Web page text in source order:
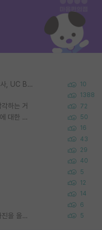
Korea University 수학, 컴퓨터과학 이학사, UC Berkeley 산업공학 대학원 공학박사가 되는 것은 쉽지 않겠죠? 10
1388
하는 거 72
포스텍 억까에 대해 (동문의 학문적 아웃풋에 대한 반박) 50
16
43
29
40
5
12
14
6
정보보안 연구하는 입장에선 식별가능한 사진을 올리는건 비추이긴함 5